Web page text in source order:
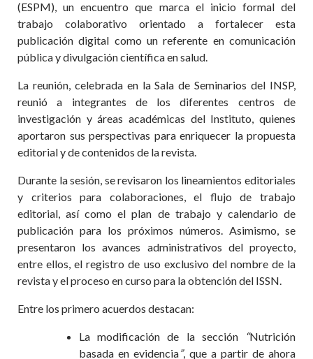
(ESPM), un encuentro que marca el inicio formal del
trabajo colaborativo orientado a fortalecer esta
publicación digital como un referente en comunicación
pública y divulgación científica en salud.
La reunión, celebrada en la Sala de Seminarios del INSP,
reunió a integrantes de los diferentes centros de
investigación y áreas académicas del Instituto, quienes
aportaron sus perspectivas para enriquecer la propuesta
editorial y de contenidos de la revista.
Durante la sesión, se revisaron los lineamientos editoriales
y criterios para colaboraciones, el flujo de trabajo
editorial, así como el plan de trabajo y calendario de
publicación para los próximos números. Asimismo, se
presentaron los avances administrativos del proyecto,
entre ellos, el registro de uso exclusivo del nombre de la
revista y el proceso en curso para la obtención del ISSN.
Entre los primero acuerdos destacan:
La modificación de la sección “Nutrición
basada en evidencia”, que a partir de ahora